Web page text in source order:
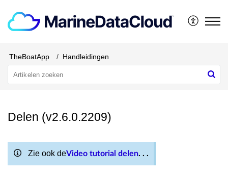
TheBoatApp Handleidingen
Delen (v2.6.0.2209)
Zie ook deVideo tutorial delen. . .